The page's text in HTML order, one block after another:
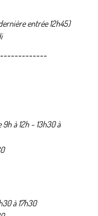
entrée 12h45)
9h à 12h - 13h30 à
à 17h30